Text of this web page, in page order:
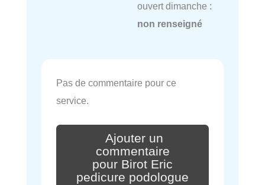
ouvert dimanche :
non renseigné
Pas de commentaire pour ce
service.
Ajouter un
commentaire
pour Birot Eric
pedicure podologue